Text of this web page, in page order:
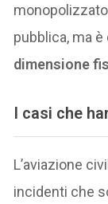
monopolizzato
pubblica, ma
dimensione
I casi che
L’aviazione
incidenti che